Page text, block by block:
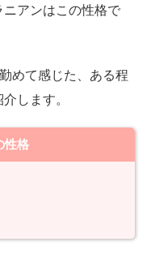
アンはこの性格で
めて感じた、ある程
します。
性格